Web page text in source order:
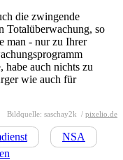
die zwingende
Totalüberwachung, so
man - nur zu Ihrer
habe auch nichts zu
wie auch für
Bildquelle: saschay2k / pixelio.de
NSA